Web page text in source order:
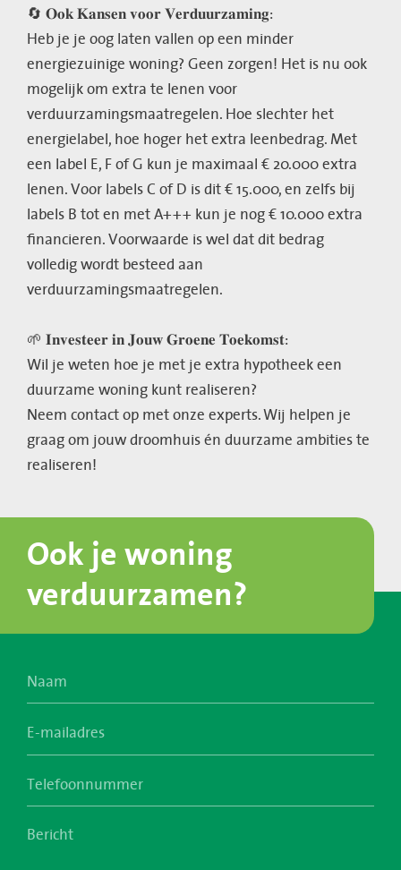
🔄 𝐎𝐨𝐤 𝐊𝐚𝐧𝐬𝐞𝐧 𝐯𝐨𝐨𝐫 𝐕𝐞𝐫𝐝𝐮𝐮𝐫𝐳𝐚𝐦𝐢𝐧𝐠:
Heb je je oog laten vallen op een minder
energiezuinige woning? Geen zorgen! Het is nu ook
mogelijk om extra te lenen voor
verduurzamingsmaatregelen. Hoe slechter het
energielabel, hoe hoger het extra leenbedrag. Met
een label E, F of G kun je maximaal € 20.000 extra
lenen. Voor labels C of D is dit € 15.000, en zelfs bij
labels B tot en met A+++ kun je nog € 10.000 extra
financieren. Voorwaarde is wel dat dit bedrag
volledig wordt besteed aan
verduurzamingsmaatregelen.
🌱 𝐈𝐧𝐯𝐞𝐬𝐭𝐞𝐞𝐫 𝐢𝐧 𝐉𝐨𝐮𝐰 𝐆𝐫𝐨𝐞𝐧𝐞 𝐓𝐨𝐞𝐤𝐨𝐦𝐬𝐭:
Wil je weten hoe je met je extra hypotheek een
duurzame woning kunt realiseren?
Neem contact op met onze experts. Wij helpen je
graag om jouw droomhuis én duurzame ambities te
realiseren!
Ook je woning
verduurzamen?